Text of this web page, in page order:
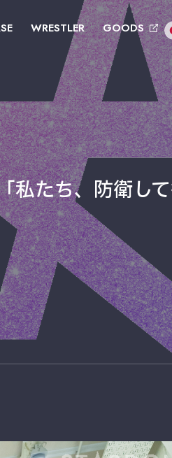
WRESTLER GOODS
たち、防衛し